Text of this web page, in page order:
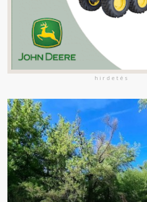
h i r d e t é s